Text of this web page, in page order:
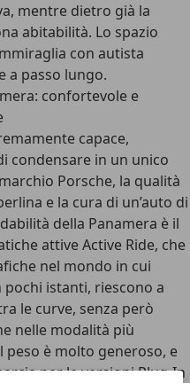
mentre dietro già la
abitabilità. Lo spazio
con autista
a passo lungo.
confortevole e
capace,
condensare in un unico
Porsche, la qualità
e la cura di un’auto di
della Panamera è il
attive Active Ride, che
nel mondo in cui
pochi istanti, riescono a
le curve, senza però
nelle modalità più
peso è molto generoso, e
per le versioni Plug-In